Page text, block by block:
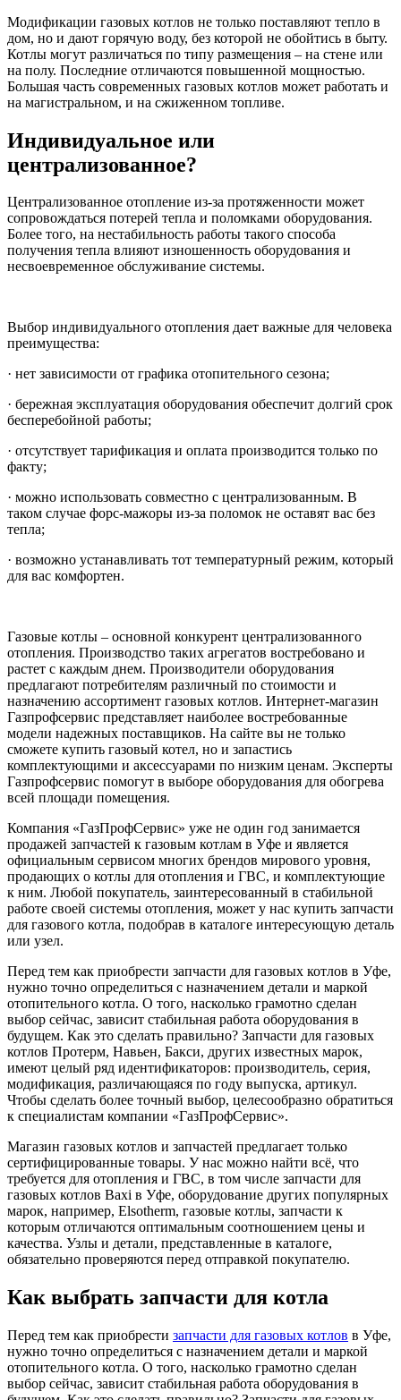
Модификации газовых котлов не только поставляют тепло в
дом, но и дают горячую воду, без которой не обойтись в быту.
Котлы могут различаться по типу размещения – на стене или
на полу. Последние отличаются повышенной мощностью.
Большая часть современных газовых котлов может работать и
на магистральном, и на сжиженном топливе.
Индивидуальное или
централизованное?
Централизованное отопление из-за протяженности может
сопровождаться потерей тепла и поломками оборудования.
Более того, на нестабильность работы такого способа
получения тепла влияют изношенность оборудования и
несвоевременное обслуживание системы.
Выбор индивидуального отопления дает важные для человека
преимущества:
· нет зависимости от графика отопительного сезона;
· бережная эксплуатация оборудования обеспечит долгий срок
бесперебойной работы;
· отсутствует тарификация и оплата производится только по
факту;
· можно использовать совместно с централизованным. В
таком случае форс-мажоры из-за поломок не оставят вас без
тепла;
· возможно устанавливать тот температурный режим, который
для вас комфортен.
Газовые котлы – основной конкурент централизованного
отопления. Производство таких агрегатов востребовано и
растет с каждым днем. Производители оборудования
предлагают потребителям различный по стоимости и
назначению ассортимент газовых котлов. Интернет-магазин
Газпрофсервис представляет наиболее востребованные
модели надежных поставщиков. На сайте вы не только
сможете купить газовый котел, но и запастись
комплектующими и аксессуарами по низким ценам. Эксперты
Газпрофсервис помогут в выборе оборудования для обогрева
всей площади помещения.
Компания «ГазПрофСервис» уже не один год занимается
продажей запчастей к газовым котлам в Уфе и является
официальным сервисом многих брендов мирового уровня,
продающих о котлы для отопления и ГВС, и комплектующие
к ним. Любой покупатель, заинтересованный в стабильной
работе своей системы отопления, может у нас купить запчасти
для газового котла, подобрав в каталоге интересующую деталь
или узел.
Перед тем как приобрести запчасти для газовых котлов в Уфе,
нужно точно определиться с назначением детали и маркой
отопительного котла. О того, насколько грамотно сделан
выбор сейчас, зависит стабильная работа оборудования в
будущем. Как это сделать правильно? Запчасти для газовых
котлов Протерм, Навьен, Бакси, других известных марок,
имеют целый ряд идентификаторов: производитель, серия,
модификация, различающаяся по году выпуска, артикул.
Чтобы сделать более точный выбор, целесообразно обратиться
к специалистам компании «ГазПрофСервис».
Магазин газовых котлов и запчастей предлагает только
сертифицированные товары. У нас можно найти всё, что
требуется для отопления и ГВС, в том числе запчасти для
газовых котлов Baxi в Уфе, оборудование других популярных
марок, например, Elsotherm, газовые котлы, запчасти к
которым отличаются оптимальным соотношением цены и
качества. Узлы и детали, представленные в каталоге,
обязательно проверяются перед отправкой покупателю.
Как выбрать запчасти для котла
Перед тем как приобрести запчасти для газовых котлов в Уфе,
нужно точно определиться с назначением детали и маркой
отопительного котла. О того, насколько грамотно сделан
выбор сейчас, зависит стабильная работа оборудования в